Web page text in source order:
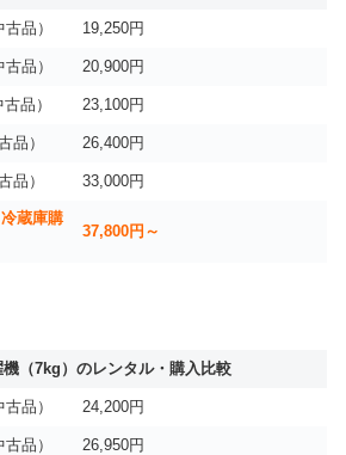
品） 19,250円
品） 20,900円
品） 23,100円
品） 26,400円
品） 33,000円
蔵庫購
37,800円～
（7kg）のレンタル・購入比較
品） 24,200円
品） 26,950円